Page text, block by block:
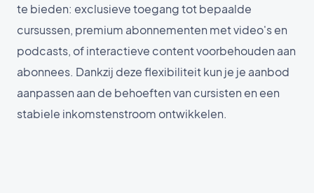
te bieden: exclusieve toegang tot bepaalde
cursussen, premium abonnementen met video's en
podcasts, of interactieve content voorbehouden aan
abonnees. Dankzij deze flexibiliteit kun je je aanbod
aanpassen aan de behoeften van cursisten en een
stabiele inkomstenstroom ontwikkelen.